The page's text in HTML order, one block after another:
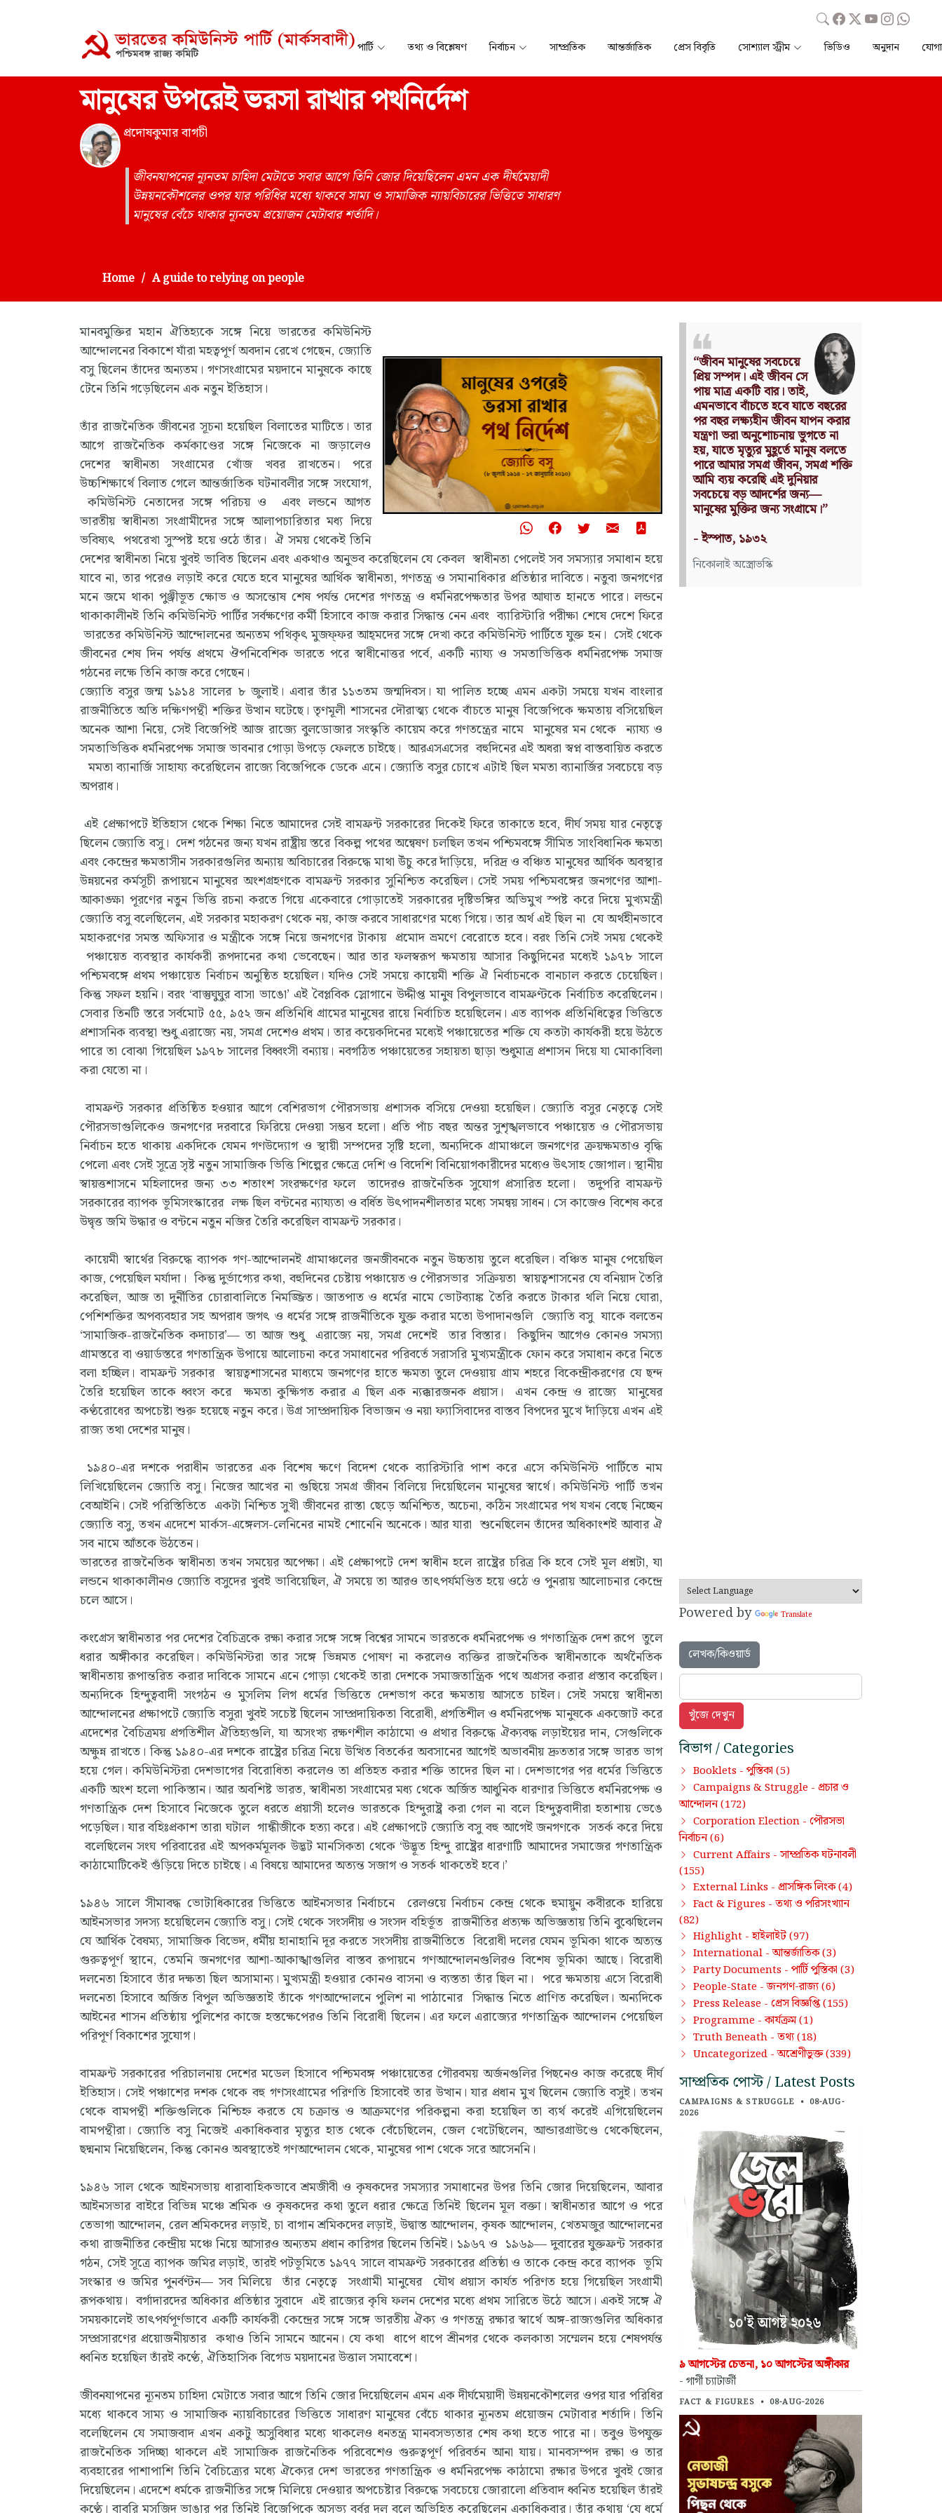
পার্টি তথ্য ও বিশ্লেষণ নির্বাচন সাম্প্রতিক আন্তর্জাতিক প্রেস বিবৃতি সোশ্যাল স্ট্রীম ভিডিও অনুদান
মানুষের উপরেই ভরসা রাখার পথনির্দেশ
প্রদোষকুমার বাগচী
জীবনযাপনের ন্যূনতম চাহিদা মেটাতে সবার আগে তিনি জোর দিয়েছিলেন এমন এক দীর্ঘমেয়াদী
উন্নয়নকৌশলের ওপর যার পরিধির মধ্যে থাকবে সাম্য ও সামাজিক ন্যায়বিচারের ভিত্তিতে সাধারণ
মানুষের বেঁচে থাকার ন্যূনতম প্রয়োজন মেটাবার শর্তাদি।
Home A guide to relying on people
মানবমুক্তির মহান ঐতিহ্যকে সঙ্গে নিয়ে ভারতের কমিউনিস্ট
আন্দোলনের বিকাশে যাঁরা মহত্বপূর্ণ অবদান রেখে গেছেন, জ্যোতি
বসু ছিলেন তাঁদের অন্যতম। গণসংগ্রামের ময়দানে মানুষকে কাছে
টেনে তিনি গড়েছিলেন এক নতুন ইতিহাস।
তাঁর রাজনৈতিক জীবনের সূচনা হয়েছিল বিলাতের মাটিতে। তার
আগে রাজনৈতিক কর্মকাণ্ডের সঙ্গে নিজেকে না জড়ালেও
দেশের স্বাধীনতা সংগ্রামের খোঁজ খবর রাখতেন। পরে
উচ্চশিক্ষার্থে বিলাত গেলে আন্তর্জাতিক ঘটনাবলীর সঙ্গে সংযোগ,
কমিউনিস্ট নেতাদের সঙ্গে পরিচয় ও এবং লন্ডনে আগত
ভারতীয় স্বাধীনতা সংগ্রামীদের সঙ্গে আলাপচারিতার মধ্য দিয়ে
ভবিষ্যৎ পথরেখা সুস্পষ্ট হয়ে ওঠে তাঁর। ঐ সময় থেকেই তিনি
দেশের স্বাধীনতা নিয়ে খুবই ভাবিত ছিলেন এবং একথাও অনুভব করেছিলেন যে কেবল স্বাধীনতা পেলেই সব সমস্যার সমাধান হয়ে
যাবে না, তার পরেও লড়াই করে যেতে হবে মানুষের আর্থিক স্বাধীনতা, গণতন্ত্র ও সমানাধিকার প্রতিষ্ঠার দাবিতে। নতুবা জনগণের
মনে জমে থাকা পুঞ্জীভূত ক্ষোভ ও অসন্তোষ শেষ পর্যন্ত দেশের গণতন্ত্র ও ধর্মনিরপেক্ষতার উপর আঘাত হানতে পারে। লন্ডনে
থাকাকালীনই তিনি কমিউনিস্ট পার্টির সর্বক্ষণের কর্মী হিসাবে কাজ করার সিদ্ধান্ত নেন এবং ব্যারিস্টারি পরীক্ষা শেষে দেশে ফিরে
ভারতের কমিউনিস্ট আন্দোলনের অন্যতম পথিকৃৎ মুজফ্‌ফর আহ্‌মদের সঙ্গে দেখা করে কমিউনিস্ট পার্টিতে যুক্ত হন। সেই থেকে
জীবনের শেষ দিন পর্যন্ত প্রথমে ঔপনিবেশিক ভারতে পরে স্বাধীনোত্তর পর্বে, একটি ন্যায্য ও সমতাভিত্তিক ধর্মনিরপেক্ষ সমাজ
গঠনের লক্ষে তিনি কাজ করে গেছেন।
জ্যোতি বসুর জন্ম ১৯১৪ সালের ৮ জুলাই। এবার তাঁর ১১৩তম জন্মদিবস। যা পালিত হচ্ছে এমন একটা সময়ে যখন বাংলার
রাজনীতিতে অতি দক্ষিণপন্থী শক্তির উত্থান ঘটেছে। তৃণমূলী শাসনের দৌরাত্ম্য থেকে বাঁচতে মানুষ বিজেপিকে ক্ষমতায় বসিয়েছিল
অনেক আশা নিয়ে, সেই বিজেপিই আজ রাজ্যে বুলডোজার সংস্কৃতি কায়েম করে গণতন্ত্রের নামে মানুষের মন থেকে ন্যায্য ও
সমতাভিত্তিক ধর্মনিরপেক্ষ সমাজ ভাবনার গোড়া উপড়ে ফেলতে চাইছে। আরএসএসের বহুদিনের এই অধরা স্বপ্ন বাস্তবায়িত করতে
মমতা ব্যানার্জি সাহায্য করেছিলেন রাজ্যে বিজেপিকে ডেকে এনে। জ্যোতি বসুর চোখে এটাই ছিল মমতা ব্যানার্জির সবচেয়ে বড়
অপরাধ।
এই প্রেক্ষাপটে ইতিহাস থেকে শিক্ষা নিতে আমাদের সেই বামফ্রন্ট সরকারের দিকেই ফিরে তাকাতে হবে, দীর্ঘ সময় যার নেতৃত্বে
ছিলেন জ্যোতি বসু। দেশ গঠনের জন্য যখন রাষ্ট্রীয় স্তরে বিকল্প পথের অন্বেষণ চলছিল তখন পশ্চিমবঙ্গে সীমিত সাংবিধানিক ক্ষমতা
এবং কেন্দ্রের ক্ষমতাসীন সরকারগুলির অন্যায় অবিচারের বিরুদ্ধে মাথা উঁচু করে দাঁড়িয়ে, দরিদ্র ও বঞ্চিত মানুষের আর্থিক অবস্থার
উন্নয়নের কর্মসূচী রূপায়নে মানুষের অংশগ্রহণকে বামফ্রন্ট সরকার সুনিশ্চিত করেছিল। সেই সময় পশ্চিমবঙ্গের জনগণের আশা-
আকাঙ্ক্ষা পূরণের নতুন ভিত্তি রচনা করতে গিয়ে একেবারে গোড়াতেই সরকারের দৃষ্টিভঙ্গির অভিমুখ স্পষ্ট করে দিয়ে মুখ্যমন্ত্রী
জ্যোতি বসু বলেছিলেন, এই সরকার মহাকরণ থেকে নয়, কাজ করবে সাধারণের মধ্যে গিয়ে। তার অর্থ এই ছিল না যে অর্থহীনভাবে
মহাকরণের সমস্ত অফিসার ও মন্ত্রীকে সঙ্গে নিয়ে জনগণের টাকায় প্রমোদ ভ্রমণে বেরোতে হবে। বরং তিনি সেই সময় থেকেই
পঞ্চায়েত ব্যবস্থার কার্যকরী রূপদানের কথা ভেবেছেন। আর তার ফলস্বরূপ ক্ষমতায় আসার কিছুদিনের মধ্যেই ১৯৭৮ সালে
পশ্চিমবঙ্গে প্রথম পঞ্চায়েত নির্বাচন অনুষ্ঠিত হয়েছিল। যদিও সেই সময়ে কায়েমী শক্তি ঐ নির্বাচনকে বানচাল করতে চেয়েছিল।
কিন্তু সফল হয়নি। বরং ‘বাস্তুঘুঘুর বাসা ভাঙো’ এই বৈপ্লবিক স্লোগানে উদ্দীপ্ত মানুষ বিপুলভাবে বামফ্রণ্টকে নির্বাচিত করেছিলেন।
সেবার তিনটি স্তরে সর্বমোট ৫৫, ৯৫২ জন প্রতিনিধি গ্রামের মানুষের রায়ে নির্বাচিত হয়েছিলেন। এত ব্যাপক প্রতিনিধিত্বের ভিত্তিতে
প্রশাসনিক ব্যবস্থা শুধু এরাজ্যে নয়, সমগ্র দেশেও প্রথম। তার কয়েকদিনের মধ্যেই পঞ্চায়েতের শক্তি যে কতটা কার্যকরী হয়ে উঠতে
পারে তা বোঝা গিয়েছিল ১৯৭৮ সালের বিধ্বংসী বন্যায়। নবগঠিত পঞ্চায়েতের সহায়তা ছাড়া শুধুমাত্র প্রশাসন দিয়ে যা মোকাবিলা
করা যেতো না।
বামফ্রণ্ট সরকার প্রতিষ্ঠিত হওয়ার আগে বেশিরভাগ পৌরসভায় প্রশাসক বসিয়ে দেওয়া হয়েছিল। জ্যোতি বসুর নেতৃত্বে সেই
পৌরসভাগুলিকেও জনগণের দরবারে ফিরিয়ে দেওয়া সম্ভব হলো। প্রতি পাঁচ বছর অন্তর সুশৃঙ্খলভাবে পঞ্চায়েত ও পৌরসভায়
নির্বাচন হতে থাকায় একদিকে যেমন গণউদ্যোগ ও স্থায়ী সম্পদের সৃষ্টি হলো, অন্যদিকে গ্রামাঞ্চলে জনগণের ক্রয়ক্ষমতাও বৃদ্ধি
পেলো এবং সেই সূত্রে সৃষ্ট নতুন সামাজিক ভিত্তি শিল্পের ক্ষেত্রে দেশি ও বিদেশি বিনিয়োগকারীদের মধ্যেও উৎসাহ জোগাল। স্থানীয়
স্বায়ত্তশাসনে মহিলাদের জন্য ৩৩ শতাংশ সংরক্ষণের ফলে তাদেরও রাজনৈতিক সুযোগ প্রসারিত হলো। তদুপরি বামফ্রন্ট
সরকারের ব্যাপক ভূমিসংস্কারের লক্ষ ছিল বন্টনের ন্যায্যতা ও বর্ধিত উৎপাদনশীলতার মধ্যে সমন্বয় সাধন। সে কাজেও বিশেষ করে
উদ্বৃত্ত জমি উদ্ধার ও বন্টনে নতুন নজির তৈরি করেছিল বামফ্রন্ট সরকার।
কায়েমী স্বার্থের বিরুদ্ধে ব্যাপক গণ-আন্দোলনই গ্রামাঞ্চলের জনজীবনকে নতুন উচ্চতায় তুলে ধরেছিল। বঞ্চিত মানুষ পেয়েছিল
কাজ, পেয়েছিল মর্যাদা। কিন্তু দুর্ভাগ্যের কথা, বহুদিনের চেষ্টায় পঞ্চায়েত ও পৌরসভার সক্রিয়তা স্বায়ত্বশাসনের যে বনিয়াদ তৈরি
করেছিল, আজ তা দুর্নীতির চোরাবালিতে নিমজ্জিত। জাতপাত ও ধর্মের নামে ভোটব্যাঙ্ক তৈরি করতে টাকার থলি নিয়ে ঘোরা,
পেশিশক্তির অপব্যবহার সহ অপরাধ জগৎ ও ধর্মের সঙ্গে রাজনীতিকে যুক্ত করার মতো উপাদানগুলি জ্যোতি বসু যাকে বলতেন
‘সামাজিক-রাজনৈতিক কদাচার’— তা আজ শুধু এরাজ্যে নয়, সমগ্র দেশেই তার বিস্তার। কিছুদিন আগেও কোনও সমস্যা
গ্রামস্তরে বা ওয়ার্ডস্তরে গণতান্ত্রিক উপায়ে আলোচনা করে সমাধানের পরিবর্তে সরাসরি মুখ্যমন্ত্রীকে ফোন করে সমাধান করে নিতে
বলা হচ্ছিল। বামফ্রন্ট সরকার স্বায়ত্বশাসনের মাধ্যমে জনগণের হাতে ক্ষমতা তুলে দেওয়ায় গ্রাম শহরে বিকেন্দ্রীকরণের যে ছন্দ
তৈরি হয়েছিল তাকে ধ্বংস করে ক্ষমতা কুক্ষিগত করার এ ছিল এক ন্যক্কারজনক প্রয়াস। এখন কেন্দ্র ও রাজ্যে মানুষের
কণ্ঠরোধের অপচেষ্টা শুরু হয়েছে নতুন করে। উগ্র সাম্প্রদায়িক বিভাজন ও নয়া ফ্যাসিবাদের বাস্তব বিপদের মুখে দাঁড়িয়ে এখন এই
রাজ্য তথা দেশের মানুষ।
১৯৪০-এর দশকে পরাধীন ভারতের এক বিশেষ ক্ষণে বিদেশ থেকে ব্যারিস্টারি পাশ করে এসে কমিউনিস্ট পার্টিতে নাম
লিখিয়েছিলেন জ্যোতি বসু। নিজের আখের না গুছিয়ে সমগ্র জীবন বিলিয়ে দিয়েছিলেন মানুষের স্বার্থে। কমিউনিস্ট পার্টি তখন
বেআইনি। সেই পরিস্তিতিতে একটা নিশ্চিত সুখী জীবনের রাস্তা ছেড়ে অনিশ্চিত, অচেনা, কঠিন সংগ্রামের পথ যখন বেছে নিচ্ছেন
জ্যোতি বসু, তখন এদেশে মার্কস-এঙ্গেলস-লেনিনের নামই শোনেনি অনেকে। আর যারা শুনেছিলেন তাঁদের অধিকাংশই আবার ঐ
সব নামে আঁতকে উঠতেন।
ভারতের রাজনৈতিক স্বাধীনতা তখন সময়ের অপেক্ষা। এই প্রেক্ষাপটে দেশ স্বাধীন হলে রাষ্ট্রের চরিত্র কি হবে সেই মূল প্রশ্নটা, যা
লন্ডনে থাকাকালীনও জ্যোতি বসুদের খুবই ভাবিয়েছিল, ঐ সময়ে তা আরও তাৎপর্যমণ্ডিত হয়ে ওঠে ও পুনরায় আলোচনার কেন্দ্রে
চলে আসে।
কংগ্রেস স্বাধীনতার পর দেশের বৈচিত্রকে রক্ষা করার সঙ্গে সঙ্গে বিশ্বের সামনে ভারতকে ধর্মনিরপেক্ষ ও গণতান্ত্রিক দেশ রূপে তুলে
ধরার অঙ্গীকার করেছিল। কমিউনিস্টরা তার সঙ্গে ভিন্নমত পোষণ না করলেও ব্যক্তির রাজনৈতিক স্বাধীনতাকে অর্থনৈতিক
স্বাধীনতায় রূপান্তরিত করার দাবিকে সামনে এনে গোড়া থেকেই তারা দেশকে সমাজতান্ত্রিক পথে অগ্রসর করার প্রস্তাব করেছিল।
অন্যদিকে হিন্দুত্ববাদী সংগঠন ও মুসলিম লিগ ধর্মের ভিত্তিতে দেশভাগ করে ক্ষমতায় আসতে চাইল। সেই সময়ে স্বাধীনতা
আন্দোলনের প্রক্ষাপটে জ্যোতি বসুরা খুবই সচেষ্ট ছিলেন সাম্প্রদায়িকতা বিরোধী, প্রগতিশীল ও ধর্মনিরপেক্ষ মানুষকে একজোট করে
এদেশের বৈচিত্রময় প্রগতিশীল ঐতিহ্যগুলি, যা অসংখ্য রক্ষণশীল কাঠামো ও প্রথার বিরুদ্ধে ঐক্যবদ্ধ লড়াইয়ের দান, সেগুলিকে
অক্ষুন্ন রাখতে। কিন্তু ১৯৪০-এর দশকে রাষ্ট্রের চরিত্র নিয়ে উত্থিত বিতর্কের অবসানের আগেই অভাবনীয় দ্রুততার সঙ্গে ভারত ভাগ
হয়ে গেল। কমিউনিস্টরা দেশভাগের বিরোধিতা করলেও তা প্রতিহত করার শক্তি তাদের ছিল না। দেশভাগের পর ধর্মের ভিত্তিতে
একটি অংশ হলো পাকিস্তান। আর অবশিষ্ট ভারত, স্বাধীনতা সংগ্রামের মধ্য থেকে অর্জিত আধুনিক ধারণার ভিত্তিতে ধর্মনিরপেক্ষ ও
গণতান্ত্রিক দেশ হিসাবে নিজেকে তুলে ধরতে প্রয়াসী হলেও ভারতকে হিন্দুরাষ্ট্র করা গেল না বলে হিন্দুত্ববাদীরা হতাশায় ভেঙে
পড়েছিল। যার বহিঃপ্রকাশ তারা ঘটাল গান্ধীজীকে হত্যা করে। এই প্রেক্ষাপটে জ্যোতি বসু বহু আগেই জনগণকে সতর্ক করে দিয়ে
বলেছিলেন সংঘ পরিবারের এই অপকর্মমূলক উদ্ভট মানসিকতা থেকে ‘উদ্ভূত হিন্দু রাষ্ট্রের ধারণাটি আমাদের সমাজের গণতান্ত্রিক
কাঠামোটিকেই গুঁড়িয়ে দিতে চাইছে। এ বিষয়ে আমাদের অত্যন্ত সজাগ ও সতর্ক থাকতেই হবে।’
১৯৪৬ সালে সীমাবদ্ধ ভোটাধিকারের ভিত্তিতে আইনসভার নির্বাচনে রেলওয়ে নির্বাচন কেন্দ্র থেকে হুমায়ুন কবীরকে হারিয়ে
আইনসভার সদস্য হয়েছিলেন জ্যোতি বসু। সেই থেকে সংসদীয় ও সংসদ বহির্ভূত রাজনীতির প্রত্যক্ষ অভিজ্ঞতায় তিনি বুঝেছিলেন
যে আর্থিক বৈষম্য, সামাজিক বিভেদ, ধর্মীয় হানাহানি দূর করতে সংসদীয় রাজনীতিতে বিরোধী দলের যেমন ভূমিকা থাকে অত্যন্ত
গুরুত্বপূর্ণ স্থানে, তেমনি জনগণের আশা-আকাঙ্খাগুলির বাস্তব রূপায়নে গণআন্দোলনগুলিরও বিশেষ ভূমিকা আছে। বিরোধী
দলনেতা হিসাবে তাঁর দক্ষতা ছিল অসামান্য। মুখ্যমন্ত্রী হওয়ার কোনও বাসনা ও ব্যস্ততা তাঁর ছিল না। পরে ক্ষমতায় এসে বিরোধী
দলনেতা হিসাবে অর্জিত বিপুল অভিজ্ঞতাই তাঁকে গণআন্দোলনে পুলিশ না পাঠানোর সিদ্ধান্ত নিতে প্রাণিত করেছিল। অন্যদিকে
আইনের শাসন প্রতিষ্ঠায় পুলিশের কাজে হস্তক্ষেপেরও তিনি বিরোধী ছিলেন। এর ফলে এরাজ্যের গণতান্ত্রিক আন্দোলন পেয়েছিল
পরিপূর্ণ বিকাশের সুযোগ।
বামফ্রন্ট সরকারের পরিচালনায় দেশের মডেল হিসাবে পশ্চিমবঙ্গ পঞ্চায়েতের গৌরবময় অর্জনগুলির পিছনেও কাজ করেছে দীর্ঘ
ইতিহাস। সেই পঞ্চাশের দশক থেকে বহু গণসংগ্রামের পরিণতি হিসাবেই তার উত্থান। যার প্রধান মুখ ছিলেন জ্যোতি বসুই। তখন
থেকে বামপন্থী শক্তিগুলিকে নিশ্চিহ্ন করতে যে চক্রান্ত ও আক্রমণের পরিকল্পনা করা হয়েছিল তা ব্যর্থ করেই এগিয়েছিলেন
বামপন্থীরা। জ্যোতি বসু নিজেই একাধিকবার মৃত্যুর হাত থেকে বেঁচেছিলেন, জেল খেটেছিলেন, আন্ডারগ্রাউণ্ডে থেকেছিলেন,
ছদ্মনাম নিয়েছিলেন, কিন্তু কোনও অবস্থাতেই গণআন্দোলন থেকে, মানুষের পাশ থেকে সরে আসেননি।
১৯৪৬ সাল থেকে আইনসভায় ধারাবাহিকভাবে শ্রমজীবী ও কৃষকদের সমস্যার সমাধানের উপর তিনি জোর দিয়েছিলেন, আবার
আইনসভার বাইরে বিভিন্ন মঞ্চে শ্রমিক ও কৃষকদের কথা তুলে ধরার ক্ষেত্রে তিনিই ছিলেন মূল বক্তা। স্বাধীনতার আগে ও পরে
তেভাগা আন্দোলন, রেল শ্রমিকদের লড়াই, চা বাগান শ্রমিকদের লড়াই, উদ্বাস্ত আন্দোলন, কৃষক আন্দোলন, খেতমজুর আন্দোলনের
কথা রাজনীতির কেন্দ্রীয় মঞ্চে নিয়ে আসারও অন্যতম প্রধান কারিগর ছিলেন তিনিই। ১৯৬৭ ও ১৯৬৯— দুবারের যুক্তফ্রন্ট সরকার
গঠন, সেই সূত্রে ব্যাপক জমির লড়াই, তারই পটভূমিতে ১৯৭৭ সালে বামফ্রণ্ট সরকারের প্রতিষ্ঠা ও তাকে কেন্দ্র করে ব্যাপক ভূমি
সংস্কার ও জমির পুনর্বণ্টন— সব মিলিয়ে তাঁর নেতৃত্বে সংগ্রামী মানুষের যৌথ প্রয়াস কার্যত পরিণত হয়ে গিয়েছিল সংগ্রামী
রূপকথায়। বর্গাদারদের অধিকার প্রতিষ্ঠার সুবাদে এই রাজ্যের কৃষি ফলন দেশের মধ্যে প্রথম সারিতে উঠে আসে। একই সঙ্গে ঐ
সময়কালেই তাৎপর্যপূর্ণভাবে একটি কার্যকরী কেন্দ্রের সঙ্গে সঙ্গে ভারতীয় ঐক্য ও গণতন্ত্র রক্ষার স্বার্থে অঙ্গ-রাজ্যগুলির অধিকার
সম্প্রসারণের প্রয়োজনীয়তার কথাও তিনি সামনে আনেন। যে কথা ধাপে ধাপে শ্রীনগর থেকে কলকাতা সম্মেলন হয়ে শেষপর্যন্ত
ধ্বনিত হয়েছিল তাঁরই কণ্ঠে, ঐতিহাসিক বিগেড ময়দানের উত্তাল সমাবেশে।
জীবনযাপনের ন্যূনতম চাহিদা মেটাতে সবার আগে তিনি জোর দিয়েছিলেন এমন এক দীর্ঘমেয়াদী উন্নয়নকৌশলের ওপর যার পরিধির
মধ্যে থাকবে সাম্য ও সামাজিক ন্যায়বিচারের ভিত্তিতে সাধারণ মানুষের বেঁচে থাকার ন্যূনতম প্রয়োজন মেটাবার শর্তাদি। তিনি
বলেছিলেন যে সমাজবাদ এখন একটু অসুবিধার মধ্যে থাকলেও ধনতন্ত্র মানবসভ্যতার শেষ কথা হতে পারে না। তবুও উপযুক্ত
রাজনৈতিক সদিচ্ছা থাকলে এই সামাজিক রাজনৈতিক পরিবেশেও গুরুত্বপূর্ণ পরিবর্তন আনা যায়। মানবসম্পদ রক্ষা ও তার
ব্যবহারের পাশাপাশি তিনি বৈচিত্র্যের মধ্যে ঐক্যের দেশ ভারতের গণতান্ত্রিক ও ধর্মনিরপেক্ষ কাঠামো রক্ষার উপরে খুবই জোর
দিয়েছিলেন। এদেশে ধর্মকে রাজনীতির সঙ্গে মিলিয়ে দেওয়ার অপচেষ্টার বিরুদ্ধে সবচেয়ে জোরালো প্রতিবাদ ধ্বনিত হয়েছিল তাঁরই
Nothing can have value
without being an object of
utility.
Source: Das Kapital
(Volume I, Chapter 1)
কার্ল মার্কস
Powered by Translate
লেখক/কিওয়ার্ড
বিভাগ / Categories
Booklets - পুস্তিকা (5)
Campaigns & Struggle - প্রচার ও
আন্দোলন(172)
Corporation Election - পৌরসভা
নির্বাচন(6)
Current Affairs - সাম্প্রতিক ঘটনাবলী
(155)
External Links - প্রাসঙ্গিক লিংক(4)
Fact & Figures - তথ্য ও পরিসংখ্যান
(82)
Highlight -হাইলাইট(97)
International -আন্তর্জাতিক(3)
Party Documents - পার্টি পুস্তিকা (3)
People-State -জনগণ-রাজ্য(6)
Press Release - প্রেস বিজ্ঞপ্তি(155)
Programme -কার্যক্রম(1)
Truth Beneath - তথ্য(18)
Uncategorized -অশ্রেণীভুক্ত(339)
সাম্প্রতিক পোস্ট / Latest Posts
CAMPAIGNS & STRUGGLE • 08-AUG-
2026
৯ আগস্টের চেতনা, ১০ আগস্টের অঙ্গীকার
- গার্গী চ্যাটার্জী
FACT & FIGURES • 08-AUG-2026